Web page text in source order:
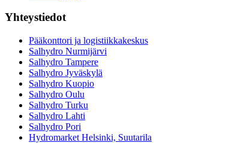
Yhteystiedot
Pääkonttori ja logistiikkakeskus
Salhydro Nurmijärvi
Salhydro Tampere
Salhydro Jyväskylä
Salhydro Kuopio
Salhydro Oulu
Salhydro Turku
Salhydro Lahti
Salhydro Pori
Hydromarket Helsinki, Suutarila